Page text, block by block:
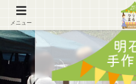
メニュー